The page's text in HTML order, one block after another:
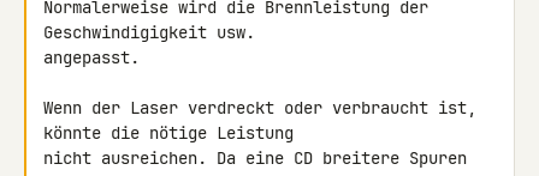
Normalerweise wird die Brennleistung der
Geschwindigigkeit usw.
angepasst.
Wenn der Laser verdreckt oder verbraucht ist,
könnte die nötige Leistung
nicht ausreichen. Da eine CD breitere Spuren